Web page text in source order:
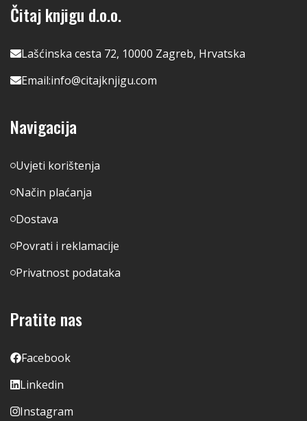
Čitaj knjigu d.o.o.
Lašćinska cesta 72, 10000 Zagreb, Hrvatska
Email:info@citajknjigu.com
Navigacija
Uvjeti korištenja
Način plaćanja
Dostava
Povrati i reklamacije
Privatnost podataka
Pratite nas
Facebook
Linkedin
Instagram